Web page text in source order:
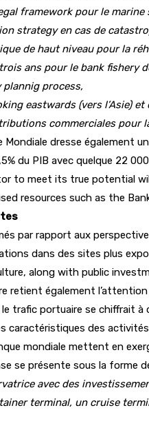
framework pour le
strategy en cas de
de haut niveau pour la
ans pour le bank fishery
process,
eastwards (vers l’Asie)
commerciales pour
Mondiale dresse également
du PIB avec quelque 22
to meet its true potential
resources such as the
par rapport aux
dans des sites plus
along with public
retient également
le trafic portuaire se chiffrait
caractéristiques des
mondiale mettent en
se présente sous la forme
avec des
terminal, un cruise